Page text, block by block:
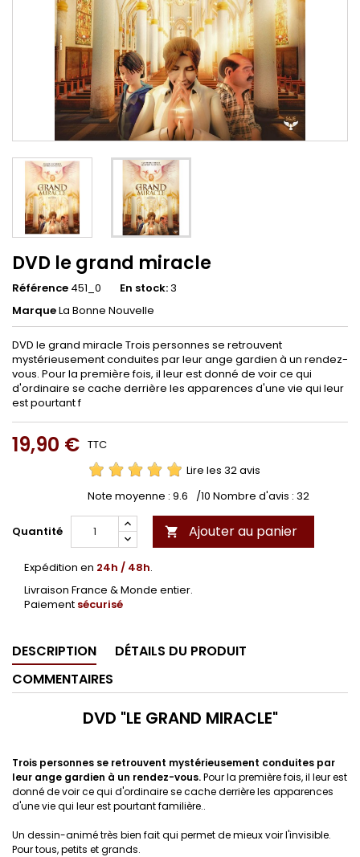
DVD le grand miracle
Référence 451_0 En stock:3
MarqueLa Bonne Nouvelle
DVD le grand miracle Trois personnes se retrouvent
mystérieusement conduites par leur ange gardien à un rendez-
vous. Pour la première fois, il leur est donné de voir ce qui
d'ordinaire se cache derrière les apparences d'une vie qui leur
est pourtant f
19,90 € TTC
Lire les 32 avis
Note moyenne : 9.6 /10 Nombre d'avis : 32
Quantité  Ajouter au panier
Expédition en 24h / 48h.
Livraison France & Monde entier.
Paiement sécurisé
DESCRIPTION
DÉTAILS DU PRODUIT
COMMENTAIRES
DVD "LE GRAND MIRACLE"
Trois personnes se retrouvent mystérieusement conduites par
leur ange gardien à un rendez-vous.Pour la première fois, il leur est
donné de voir ce qui d'ordinaire se cache derrière les apparences
d'une vie qui leur est pourtant familière..
Un dessin-animé très bien fait qui permet de mieux voir l'invisible.
Pour tous, petits et grands.